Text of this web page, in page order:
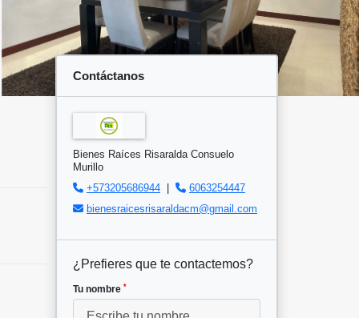
Contáctanos
Bienes Raíces Risaralda Consuelo
Murillo
+573205686944
6063254447
bienesraicesrisaraldacm@gmail.com
¿Prefieres que te contactemos?
Tu nombre *